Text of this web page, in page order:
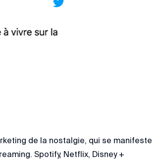
de la nostalgie, qui se manifeste
Spotify, Netflix, Disney +